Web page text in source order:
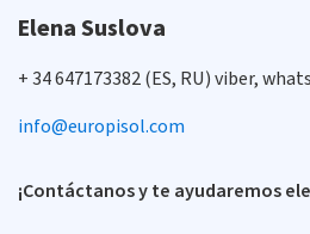
Elena Suslova
+ 34 647173382 (ES, RU) viber,
info@europisol.com
¡Contáctanos y te ayudaremos